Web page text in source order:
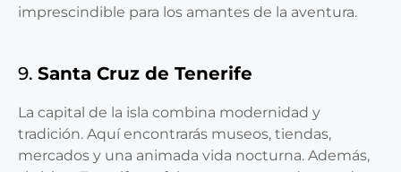
imprescindible para los amantes de la aventura.
9. Santa Cruz de Tenerife
La capital de la isla combina modernidad y
tradición. Aquí encontrarás museos, tiendas,
mercados y una animada vida nocturna. Además,